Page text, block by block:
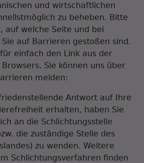
und wirtschaftlichen
zu beheben. Bitte
auf welche Seite und bei
auf Barrieren gestoßen sind.
einfach den Link aus der
Sie können uns über
melden:
Antwort auf Ihre
erhalten, haben Sie
an die Schlichtungsstelle
die zuständige Stelle des
zu wenden. Weitere
Schlichtungsverfahren finden